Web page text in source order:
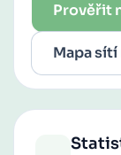
Prověřit
Mapa